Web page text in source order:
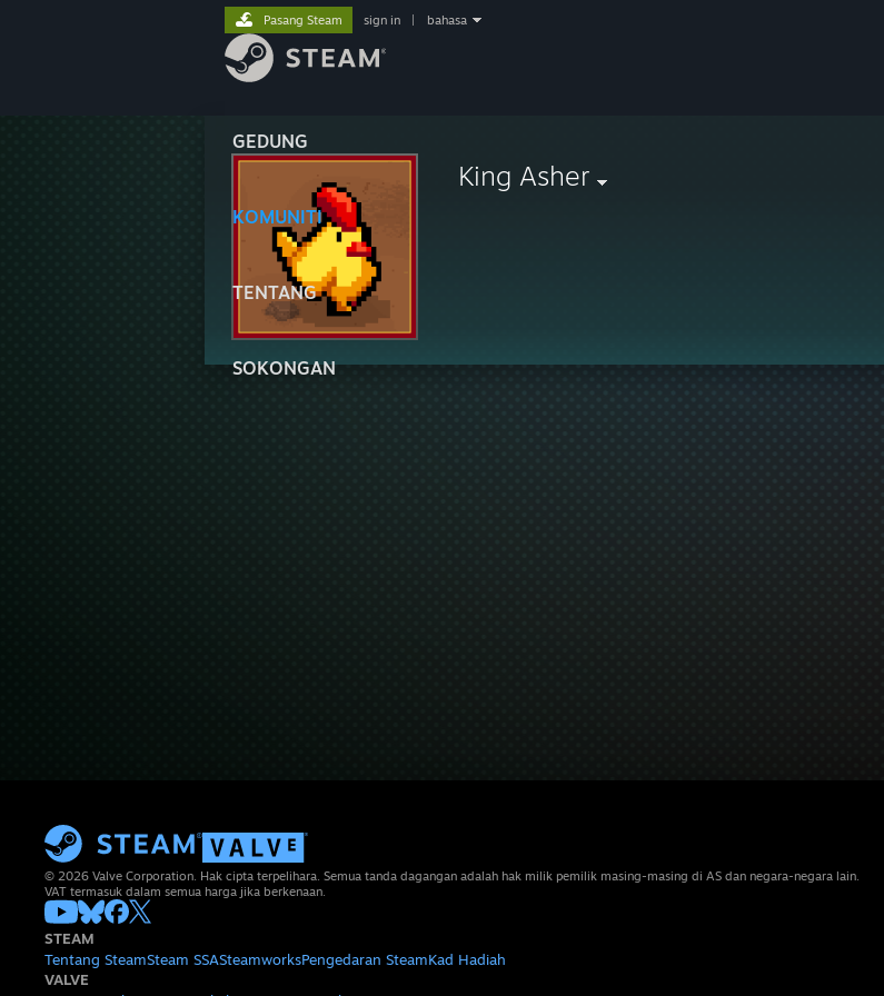
GEDUNG
KOMUNITI
TENTANG
SOKONGAN
Pasang Steam sign in bahasa
King Asher
© 2026 Valve Corporation. Hak cipta terpelihara. Semua tanda dagangan adalah hak milik pemilik masing-masing di AS dan negara-negara lain.
VAT termasuk dalam semua harga jika berkenaan.
STEAM
Tentang SteamSteam SSASteamworksPengedaran SteamKad Hadiah
VALVE